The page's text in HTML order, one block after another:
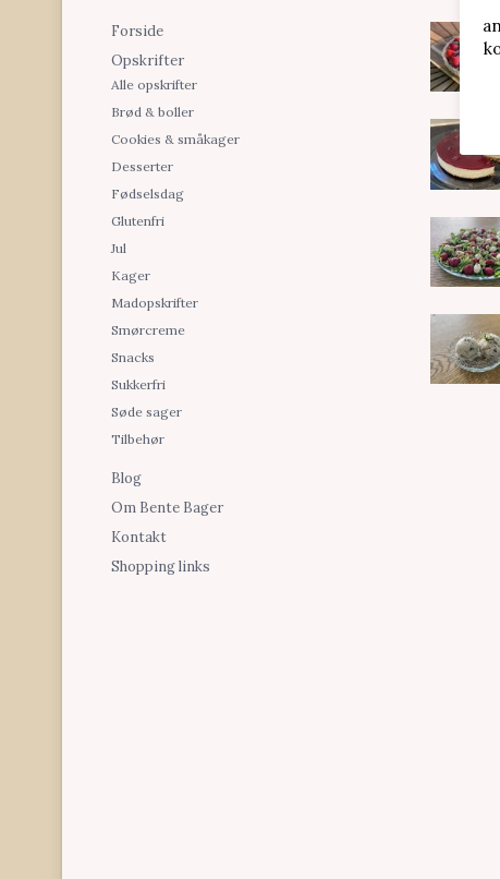
Forside
Opskrifter
Alle opskrifter
Brød & boller
Cookies & småkager
Desserter
Fødselsdag
Glutenfri
Jul
Kager
Madopskrifter
Smørcreme
Snacks
Sukkerfri
Søde sager
Tilbehør
Blog
Om Bente Bager
Kontakt
Shopping links